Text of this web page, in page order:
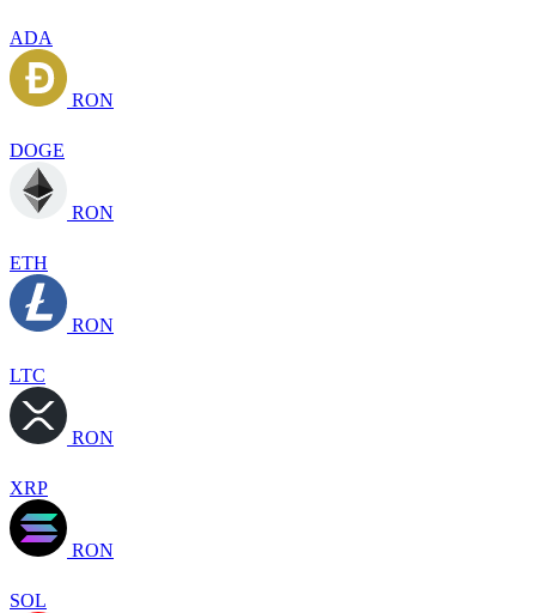
ADA
RON
DOGE
RON
ETH
RON
LTC
RON
XRP
RON
SOL